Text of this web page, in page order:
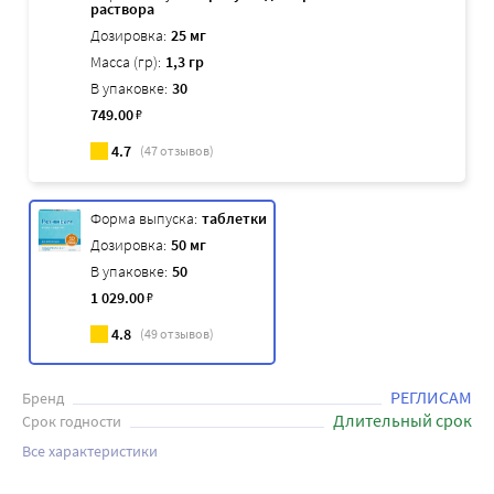
раствора
Дозировка: 25 мг
Масса (гр): 1,3 гр
В упаковке: 30
749.00₽
4.7 (47отзывов)
Форма выпуска: таблетки
Дозировка: 50 мг
В упаковке: 50
1 029.00₽
4.8 (49отзывов)
Бренд РЕГЛИСАМ
Срок годности Длительный срок
Все характеристики